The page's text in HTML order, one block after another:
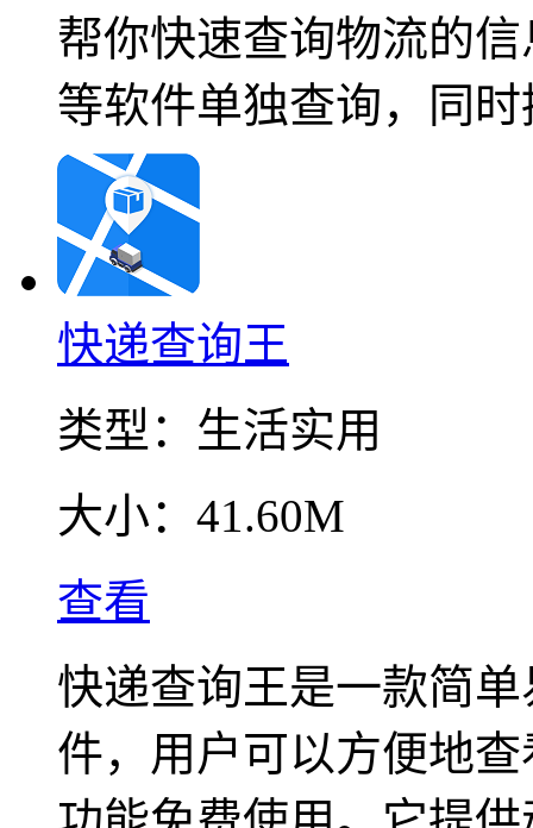
帮你快速查询物流的
等软件单独查询，同
快递查询王
类型： 生活实用
大小： 41.60M
查看
快递查询王是一款简
件，用户可以方便地